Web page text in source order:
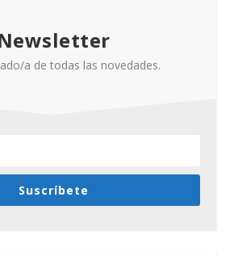
a de todas las novedades.
Suscríbete